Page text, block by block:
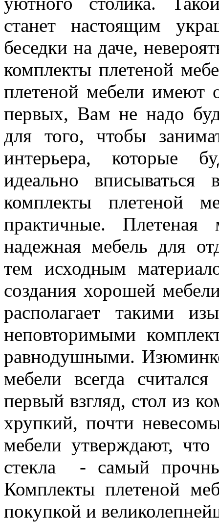
станет настоящим
беседки на даче,
комплекты плетеной
плетеной мебели имеют
первых, Вам не надо
для того, чтобы
интерьера, которые
идеально
комплекты плетеной
практичные.
надежная мебель для
тем исходным
создания хорошей
располагает такими
неповторимыми
равнодушными.
мебели всегда
первый взгляд, стол из
хрупкий, почти
мебели утверждают,
стекла - самый
Комплекты плетеной
покупкой и